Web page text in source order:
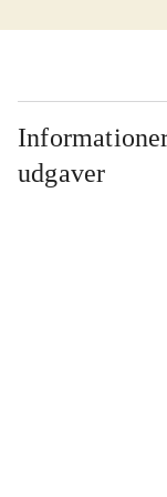
udgaver